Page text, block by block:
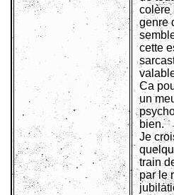
colère
genre
cette
Ca
un
bien.
Je
train
par le